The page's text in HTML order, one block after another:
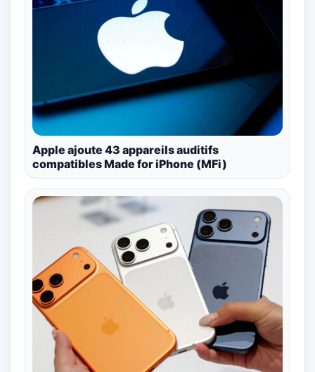
Apple ajoute 43 appareils auditifs
compatibles Made for iPhone (MFi)